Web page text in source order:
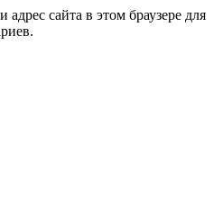
сайта в этом браузере для